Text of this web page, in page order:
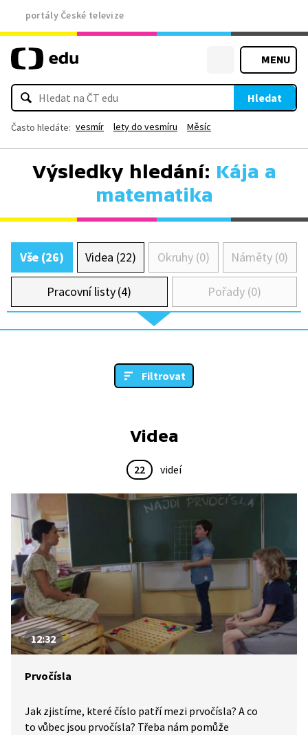
portály České televize
MENU
Hledat
Často hledáte: vesmír lety do vesmíru Měsíc
Výsledky hledání: Kája a
matematika
Vše (26) Videa (22) Okruhy (0) Náměty (0)
Pracovní listy (4) Pořady (0)
Filtrovat
Videa
22 videí
12:32
Prvočísla
Jak zjistíme, které číslo patří mezi prvočísla? A co
to vůbec jsou prvočísla? Třeba nám pomůže